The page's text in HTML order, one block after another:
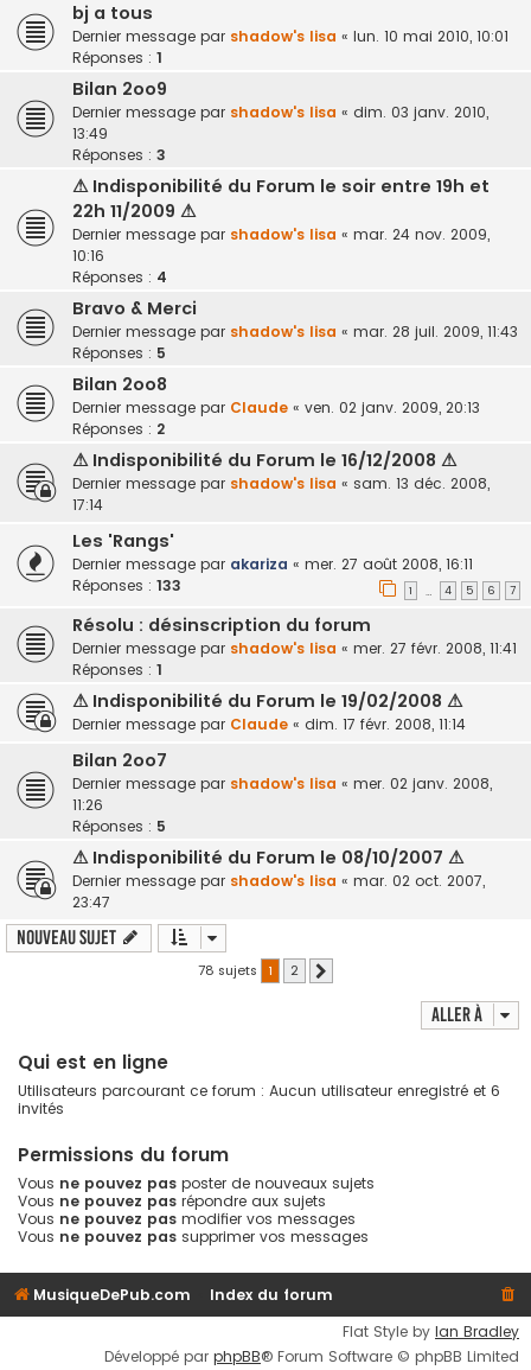
bj a tous
Dernier message par shadow's lisa « lun. 10 mai 2010, 10:01
Réponses : 1
Bilan 2oo9
Dernier message par shadow's lisa « dim. 03 janv. 2010,
13:49
Réponses : 3
⚠ Indisponibilité du Forum le soir entre 19h et
22h 11/2009 ⚠
Dernier message par shadow's lisa « mar. 24 nov. 2009,
10:16
Réponses : 4
Bravo & Merci
Dernier message par shadow's lisa « mar. 28 juil. 2009, 11:43
Réponses : 5
Bilan 2oo8
Dernier message par Claude « ven. 02 janv. 2009, 20:13
Réponses : 2
⚠ Indisponibilité du Forum le 16/12/2008 ⚠
Dernier message par shadow's lisa « sam. 13 déc. 2008,
17:14
Les 'Rangs'
Dernier message par akariza « mer. 27 août 2008, 16:11
Réponses : 133 1 … 4 5 6 7
Résolu : désinscription du forum
Dernier message par shadow's lisa « mer. 27 févr. 2008, 11:41
Réponses : 1
⚠ Indisponibilité du Forum le 19/02/2008 ⚠
Dernier message par Claude « dim. 17 févr. 2008, 11:14
Bilan 2oo7
Dernier message par shadow's lisa « mer. 02 janv. 2008,
11:26
Réponses : 5
⚠ Indisponibilité du Forum le 08/10/2007 ⚠
Dernier message par shadow's lisa « mar. 02 oct. 2007,
23:47
Nouveau sujet
78 sujets 1 2
Aller à
Qui est en ligne
Utilisateurs parcourant ce forum : Aucun utilisateur enregistré et 6
invités
Permissions du forum
Vous ne pouvez pas poster de nouveaux sujets
Vous ne pouvez pas répondre aux sujets
Vous ne pouvez pas modifier vos messages
Vous ne pouvez pas supprimer vos messages
MusiqueDePub.com
Index du forum
Flat Style by Ian Bradley
Développé par phpBB® Forum Software © phpBB Limited